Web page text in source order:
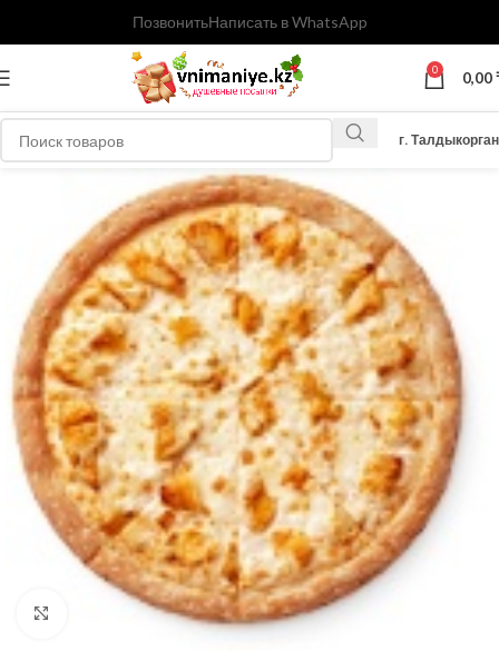
ПозвонитьНаписать в WhatsApp
0 0,00
г. Талдыкорган
Нажмите, чтобы увеличить